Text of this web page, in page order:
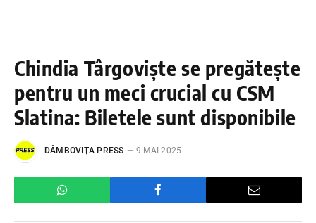
Chindia Târgoviște se pregătește
pentru un meci crucial cu CSM
Slatina: Biletele sunt disponibile
DÂMBOVIŢA PRESS 9 MAI 2025